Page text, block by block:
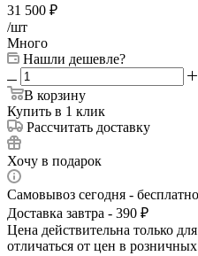
31 500 ₽
/шт
Много
Нашли дешевле?
В корзину
Купить в 1 клик
Рассчитать доставку
Хочу в подарок
Самовывоз сегодня - бесплатно
Доставка завтра - 390 ₽
Цена действительна только
отличаться от цен в